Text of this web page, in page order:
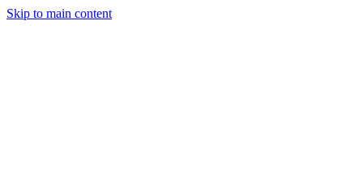
Skip to main content